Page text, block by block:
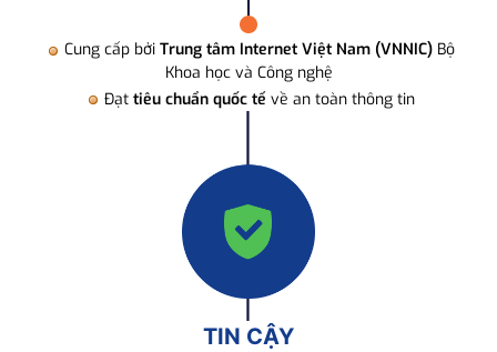
Cung cấp bởi Trung tâm Internet Việt Nam (VNNIC) Bộ
Khoa học và Công nghệ
Đạt tiêu chuẩn quốc tế về an toàn thông tin
TIN CẬY